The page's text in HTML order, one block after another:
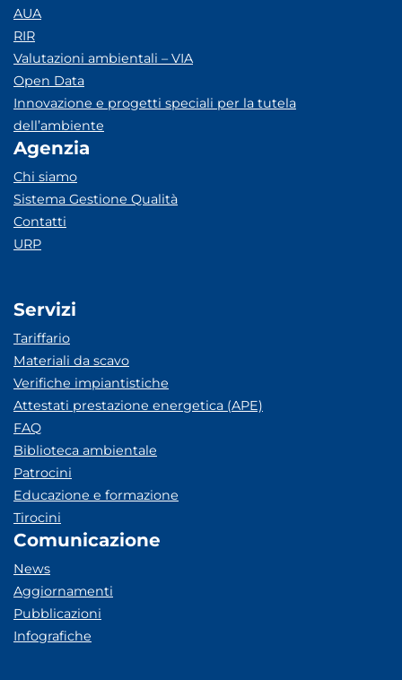
AUA
RIR
Valutazioni ambientali – VIA
Open Data
Innovazione e progetti speciali per la tutela
dell’ambiente
Agenzia
Chi siamo
Sistema Gestione Qualità
Contatti
URP
Servizi
Tariffario
Materiali da scavo
Verifiche impiantistiche
Attestati prestazione energetica (APE)
FAQ
Biblioteca ambientale
Patrocini
Educazione e formazione
Tirocini
Comunicazione
News
Aggiornamenti
Pubblicazioni
Infografiche